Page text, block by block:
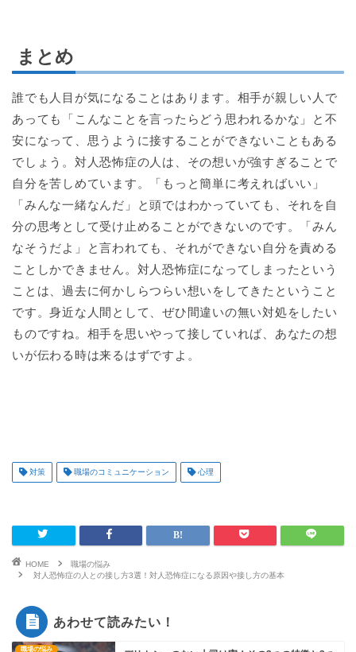
まとめ
誰でも人目が気になることはあります。相手が親しい人で
あっても「こんなことを言ったらどう思われるかな」と不
安になって、思うように接することができないこともある
でしょう。対人恐怖症の人は、その想いが強すぎることで
自分を苦しめています。「もっと簡単に考えればいい」
「みんな一緒なんだ」と頭ではわかっていても、それを自
分の思考として受け止めることができないのです。「みん
なそうだよ」と言われても、それができない自分を責める
ことしかできません。対人恐怖症になってしまったという
ことは、過去に何かしらつらい想いをしてきたということ
です。身近な人間として、ぜひ間違いの無い対処をしたい
ものですね。相手を思いやって接していれば、あなたの想
いが伝わる時は来るはずですよ。
対策 職場のコミュニケーション 心理
HOME
職場の悩み
対人恐怖症の人との接し方3選！対人恐怖症になる原因や接し方の基本
あわせて読みたい！
職場の悩み